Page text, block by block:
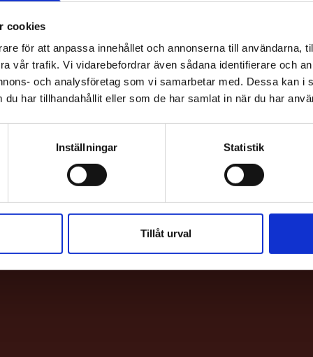
cookies
för att anpassa innehållet och annonserna till användarna,
vår trafik. Vi vidarebefordrar även sådana identifierare och
och analysföretag som vi samarbetar med. Dessa kan i
du har tillhandahållit eller som de har samlat in när du har
Inställningar Statistik
Tillåt urval
Bio &